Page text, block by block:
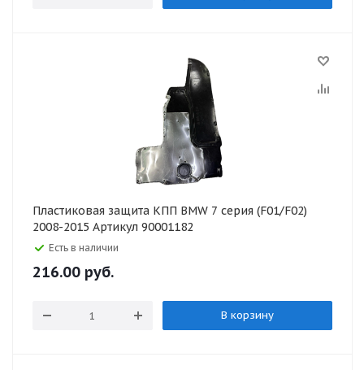
Пластиковая защита КПП BMW 7 серия (F01/F02)
2008-2015 Артикул 90001182
Есть в наличии
216.00 руб.
В корзину